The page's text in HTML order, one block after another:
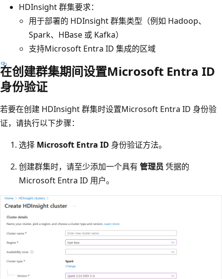
HDInsight 群集要求：
用于部署的 HDInsight 群集类型（例如 Hadoop、
Spark、HBase 或 Kafka）
支持Microsoft Entra ID 集成的区域
在创建群集期间设置Microsoft Entra ID
身份验证
若要在创建 HDInsight 群集时设置Microsoft Entra ID 身份验
证，请执行以下步骤：
选择 Microsoft Entra ID 身份验证方法。
创建群集时，请至少添加一个具有 管理员 凭据的
Microsoft Entra ID 用户。